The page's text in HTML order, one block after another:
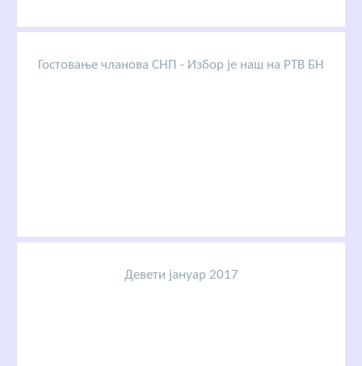
Гостовање чланова СНП - Избор је наш на РТВ БН
Девети јануар 2017